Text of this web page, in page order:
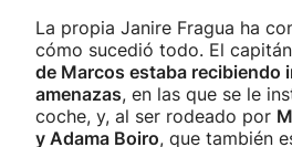
La propia Janire Fragua ha
cómo sucedió todo. El
de Marcos estaba recibiendo
amenazas, en las que se le
coche, y, al ser rodeado por
y Adama Boiro, que también